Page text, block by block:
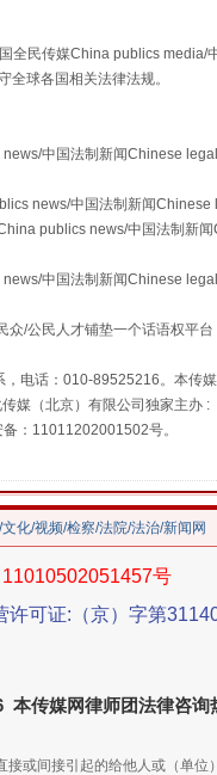
全民传媒China publics
球各国相关法律法规。
中国法制新闻Chinese
news/中国法制新闻
publics news/中国法制新
中国法制新闻Chinese
/公民人才铺垫一个话语权平
电话：010-89525216。本传
媒（北京）有限公司独家主办 :
：11011202001502号。
化/视频/检察/法院/法治/新闻网
号
许可证:（京）字第
本传媒网律师团法律咨询
或间接引起的给他人或（单位